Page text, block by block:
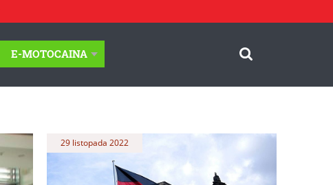
E-MOTOCAINA
29 listopada 2022